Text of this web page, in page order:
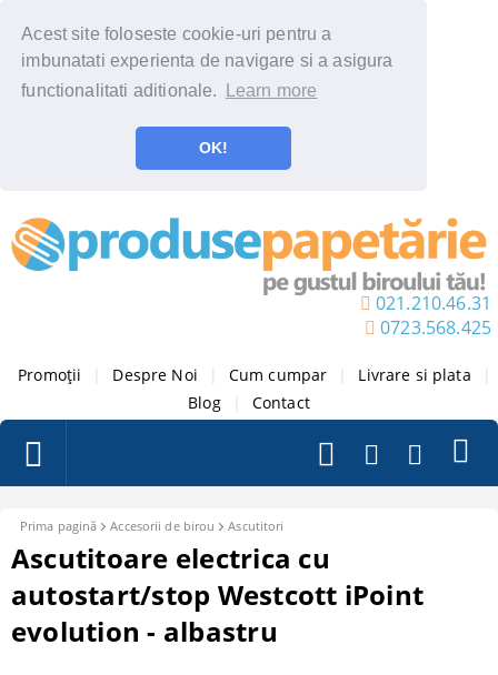
Acest site foloseste cookie-uri pentru a
imbunatati experienta de navigare si a asigura
functionalitati aditionale.
Learn more
OK!
021.210.46.31
0723.568.425
Promoții Despre Noi Cum cumpar Livrare si plata
Blog
Contact
Prima pagină Accesorii de birou Ascutitori
Ascutitoare electrica cu
autostart/stop Westcott iPoint
evolution - albastru